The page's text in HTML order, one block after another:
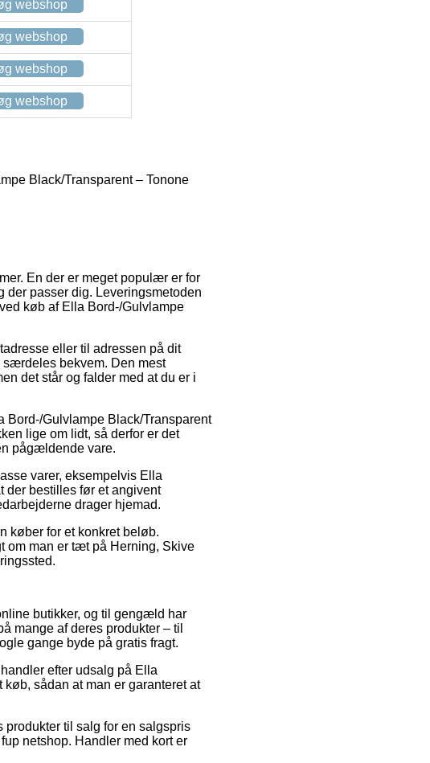
webshop
webshop
webshop
webshop
Black/Transparent – Tonone
En der er meget populær er for
passer dig. Leveringsmetoden
køb af Ella Bord-/Gulvlampe
eller til adressen på dit
særdeles bekvem. Den mest
det står og falder med at du er i
Bord-/Gulvlampe Black/Transparent
lige om lidt, så derfor er det
pågældende vare.
varer, eksempelvis Ella
der bestilles før et angivent
drager hjemad.
køber for et konkret beløb.
om man er tæt på Herning, Skive
butikker, og til gengæld har
mange af deres produkter – til
gange byde på gratis fragt.
efter udsalg på Ella
sådan at man er garanteret at
produkter til salg for en salgspris
netshop. Handler med kort er